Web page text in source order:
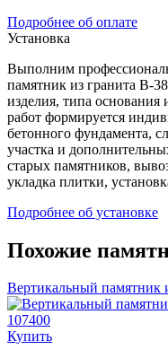
Подробнее об оплате
Установка
Выполним
памятник из гранита В-
изделия, типа основания
работ формируется
бетонного фундамента,
участка и
старых памятников,
укладка плитки,
Подробнее об установке
Похожие
Вертикальный памятник
107400
Купить